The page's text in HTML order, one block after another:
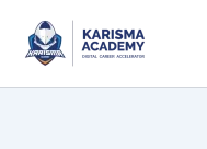
content